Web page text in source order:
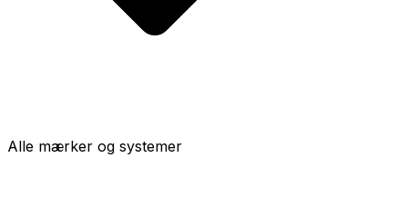
Alle mærker og systemer